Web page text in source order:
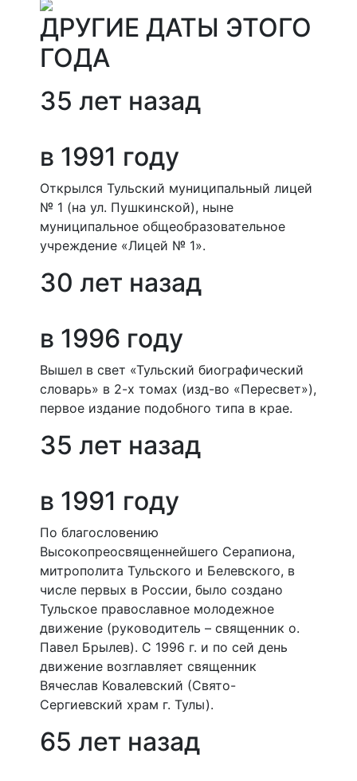
ДРУГИЕ ДАТЫ ЭТОГО
ГОДА
35 лет назад
в 1991 году
Открылся Тульский муниципальный лицей
№ 1 (на ул. Пушкинской), ныне
муниципальное общеобразовательное
учреждение «Лицей № 1».
30 лет назад
в 1996 году
Вышел в свет «Тульский биографический
словарь» в 2-х томах (изд-во «Пересвет»),
первое издание подобного типа в крае.
35 лет назад
в 1991 году
По благословению
Высокопреосвященнейшего Серапиона,
митрополита Тульского и Белевского, в
числе первых в России, было создано
Тульское православное молодежное
движение (руководитель – священник о.
Павел Брылев). С 1996 г. и по сей день
движение возглавляет священник
Вячеслав Ковалевский (Свято-
Сергиевский храм г. Тулы).
65 лет назад